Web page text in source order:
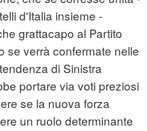
d'Italia insieme -
grattacapo al Partito
se verrà confermate nelle
di Sinistra
portare via voti preziosi
se la nuova forza
un ruolo determinante